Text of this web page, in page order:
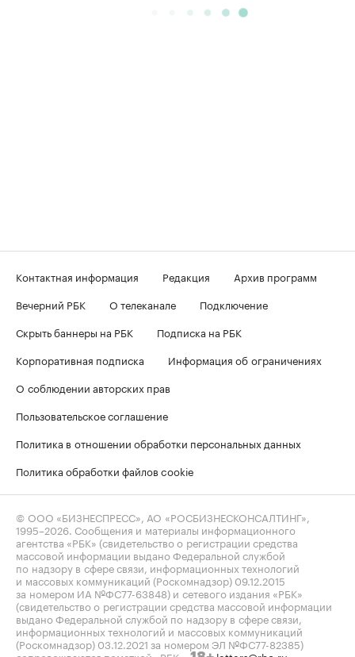
Контактная информация Редакция
Архив программ
Вечерний РБК
О телеканале
Подключение
Скрыть баннеры на РБК
Подписка на РБК
Корпоративная подписка
Информация об ограничениях
О соблюдении авторских прав
Пользовательское соглашение
Политика в отношении обработки персональных данных
Политика обработки файлов cookie
© ООО «БИЗНЕСПРЕСС», АО «РОСБИЗНЕСКОНСАЛТИНГ»,
1995–2026 . Сообщения и материалы информационного
агентства «РБК» (свидетельство о регистрации средства
массовой информации выдано Федеральной службой
по надзору в сфере связи, информационных технологий
и массовых коммуникаций (Роскомнадзор) 09.12.2015
за номером ИА №ФС77-63848) и сетевого издания «РБК»
(свидетельство о регистрации средства массовой информации
выдано Федеральной службой по надзору в сфере связи,
информационных технологий и массовых коммуникаций
(Роскомнадзор) 03.12.2021 за номером ЭЛ №ФС77-82385)